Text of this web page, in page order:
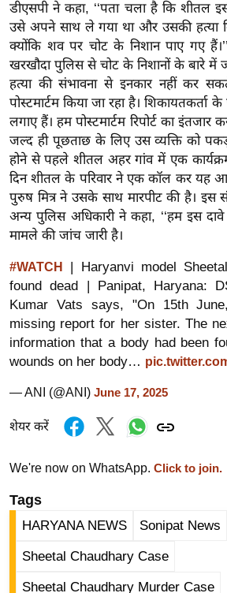
म
नो
रं
ज
न
ज
ग
त
बॉ
ली
वु
ड
हॉ
ली
वु
ड
फि
ल्म
स
क्षा
r
e
a
n
डीएसपी ने कहा, ‘‘पता चला है कि शीतल
उसे अपने साथ ले गया था और उसकी हत्या
क्योंकि शव पर चोट के निशान पाए गए
खरखौदा पुलिस से चोट के निशानों के बारे में
हत्या की संभावना से इनकार नहीं कर
पोस्टमार्टम किया जा रहा है। शिकायतकर्ता
लगाए हैं। हम पोस्टमार्टम रिपोर्ट का
जल्द ही पूछताछ के लिए उस व्यक्ति को पकड़
होने से पहले शीतल अहर गांव में एक
दिन शीतल के परिवार ने एक कॉल कर यह
पुरुष मित्र ने उसके साथ मारपीट की है।
अन्य पुलिस अधिकारी ने कहा, ‘‘हम इस
मामले की जांच जारी है।
#WATCH
| Haryanvi model
found dead | Panipat, Haryana:
Kumar Vats says, "On 15th
missing report for her sister. The
information that a body had been
wounds on her body…
— ANI (@ANI) June 17, 2025
शेयर करें
We're now on WhatsApp. Click to join.
Tags
HARYANA NEWS Sonipat News
Sheetal Chaudhary Case
Sheetal Chaudhary Murder Case